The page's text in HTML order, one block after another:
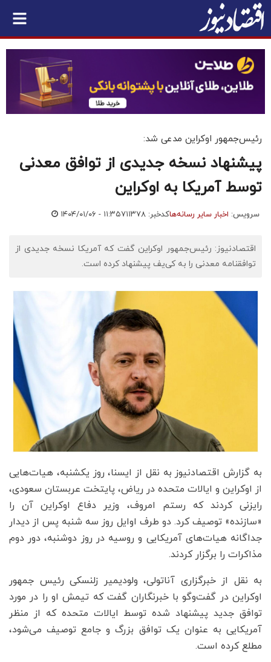
رئیس‌جمهور اوکراین مدعی شد:
پیشنهاد نسخه جدیدی از توافق معدنی
توسط آمریکا به اوکراین
سرویس: اخبار سایر رسانه‌هاکدخبر: ۷۱۱۳۷۸ ۱۴۰۴/۰۱/۰۶ - ۱۱:۳۵
اقتصادنیوز: رئیس‌‌جمهور اوکراین گفت که آمریکا نسخه جدیدی از
توافقنامه معدنی را به کی‌یف پیشنهاد کرده است.
به گزارش اقتصادنیوز به نقل از ایسنا، روز یکشنبه، هیات‌هایی
از اوکراین و ایالات متحده در ریاض، پایتخت عربستان سعودی،
رایزنی کردند که رستم امروف، وزیر دفاع اوکراین آن را
«سازنده» توصیف کرد. دو طرف اوایل روز سه شنبه پس از دیدار
جداگانه هیات‌های آمریکایی و روسیه در روز دوشنبه، دور دوم
مذاکرات را برگزار کردند.
به نقل از خبرگزاری آناتولی، ولودیمیر زلنسکی رئیس جمهور
اوکراین در گفت‌وگو با خبرنگاران گفت که تیمش او را در مورد
توافق جدید پیشنهاد شده توسط ایالات متحده که از منظر
آمریکایی به عنوان یک توافق بزرگ و جامع توصیف می‌شود،
مطلع کرده است.